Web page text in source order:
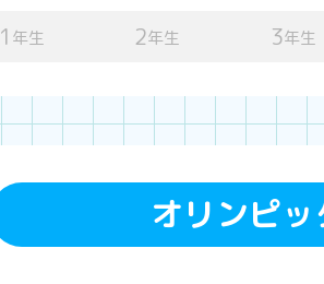
1 年生 2年生 3年生
オリンピ